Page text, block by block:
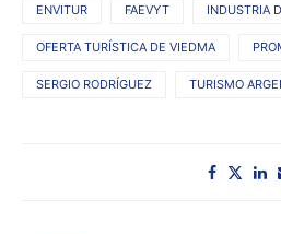
ENVITUR FAEVYT INDUSTRIA
OFERTA TURÍSTICA DE VIEDMA
SERGIO RODRÍGUEZ TURISMO